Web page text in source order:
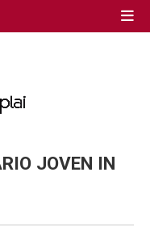
JOVEN IN
SECTOR
IA
SECTOR
IA